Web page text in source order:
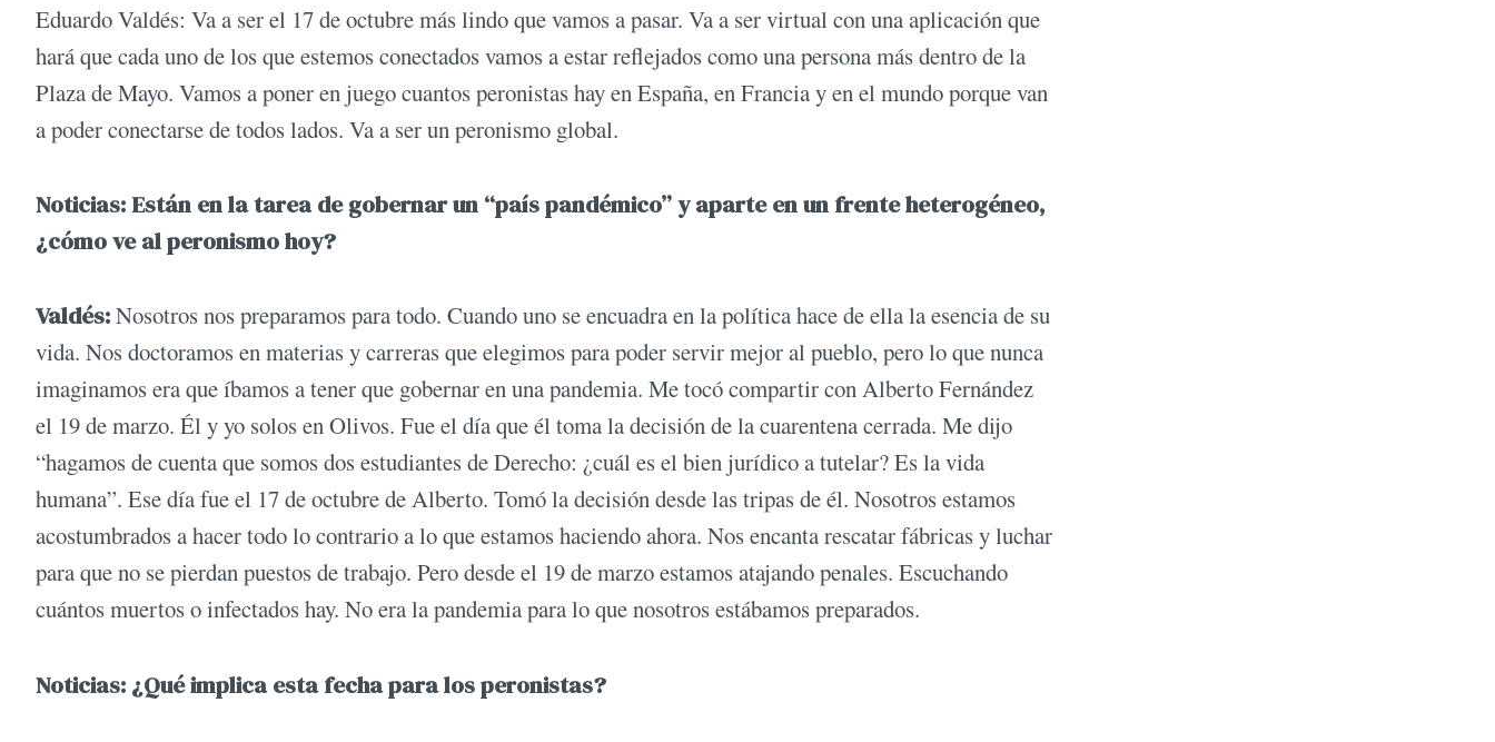
Eduardo Valdés: Va a ser el 17 de octubre más lindo que vamos a pasar. Va a ser virtual con una aplicación que
hará que cada uno de los que estemos conectados vamos a estar reflejados como una persona más dentro de la
Plaza de Mayo. Vamos a poner en juego cuantos peronistas hay en España, en Francia y en el mundo porque van
a poder conectarse de todos lados. Va a ser un peronismo global.
Noticias: Están en la tarea de gobernar un “país pandémico” y aparte en un frente heterogéneo,
¿cómo ve al peronismo hoy?
Valdés:Nosotros nos preparamos para todo. Cuando uno se encuadra en la política hace de ella la esencia de su
vida. Nos doctoramos en materias y carreras que elegimos para poder servir mejor al pueblo, pero lo que nunca
imaginamos era que íbamos a tener que gobernar en una pandemia. Me tocó compartir con Alberto Fernández
el 19 de marzo. Él y yo solos en Olivos. Fue el día que él toma la decisión de la cuarentena cerrada. Me dijo
“hagamos de cuenta que somos dos estudiantes de Derecho: ¿cuál es el bien jurídico a tutelar? Es la vida
humana”. Ese día fue el 17 de octubre de Alberto. Tomó la decisión desde las tripas de él. Nosotros estamos
acostumbrados a hacer todo lo contrario a lo que estamos haciendo ahora. Nos encanta rescatar fábricas y luchar
para que no se pierdan puestos de trabajo. Pero desde el 19 de marzo estamos atajando penales. Escuchando
cuántos muertos o infectados hay. No era la pandemia para lo que nosotros estábamos preparados.
Noticias: ¿Qué implica esta fecha para los peronistas?